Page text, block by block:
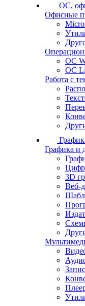
ОС,
Офисные
ОС
ОС
Работа с
Графика и
3D
Веб-